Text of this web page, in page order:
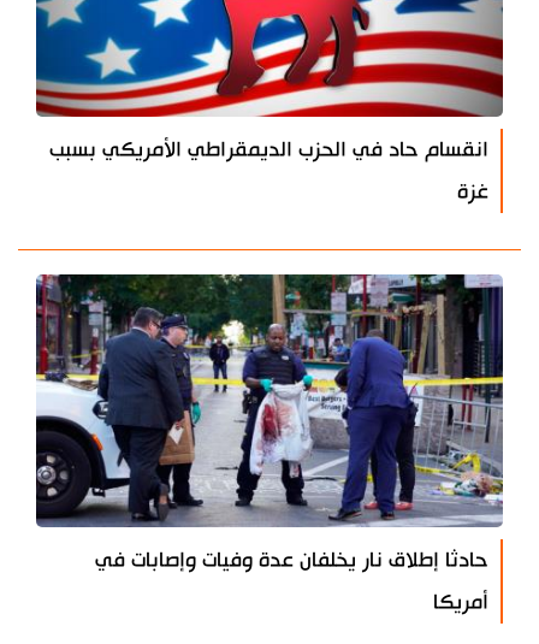
انقسام حاد في الحزب الديمقراطي الأمريكي بسبب
غزة
حادثا إطلاق نار يخلفان عدة وفيات وإصابات في
أمريكا